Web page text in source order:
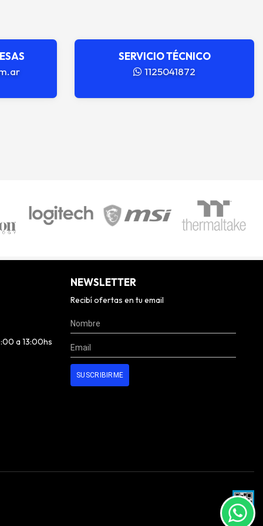
SERVICIO TÉCNICO
1125041872
a 13:00hs
NEWSLETTER
Recibí ofertas en tu email